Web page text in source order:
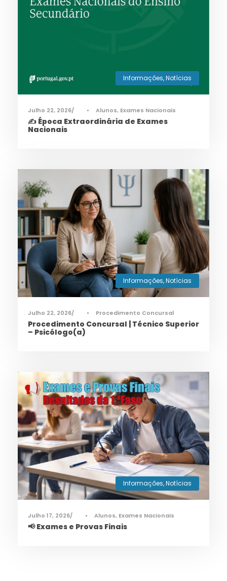
Informações,Notícias
Julho 22, 2026 • Alunos, Exames Nacionais
✍️ Época Extraordinária de Exames
Nacionais
Informações,Notícias
Julho 22, 2026 • Procedimento Concursal
Procedimento Concursal | Técnico Superior
– Psicólogo(a)
Informações,Notícias
Julho 17, 2026 • Alunos, Exames Nacionais
📢 Exames e Provas Finais